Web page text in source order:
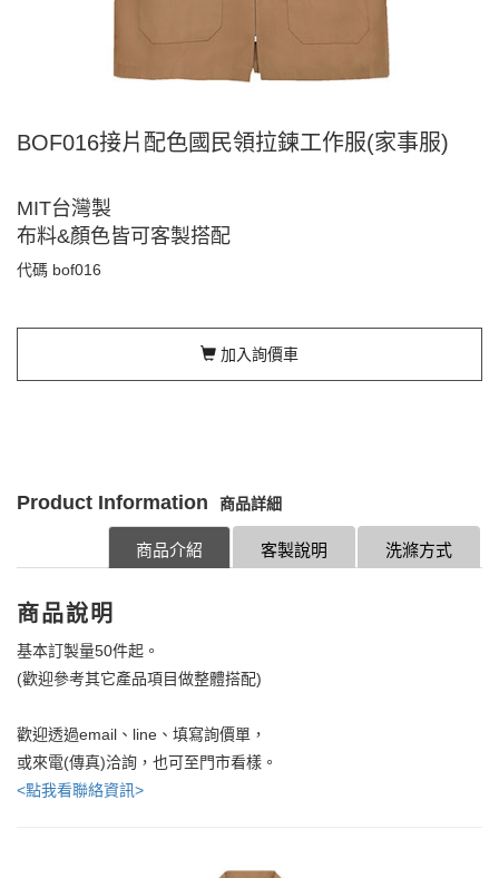
BOF016接片配色國民領拉鍊工作服(家事服)
MIT台灣製
布料&顏色皆可客製搭配
代碼 bof016
加入詢價車
Product Information 商品詳細
洗滌方式
客製說明
商品介紹
商品說明
基本訂製量50件起。
(歡迎參考其它產品項目做整體搭配)
歡迎透過email、line、填寫詢價單，
或來電(傳真)洽詢，也可至門市看樣。
<點我看聯絡資訊>